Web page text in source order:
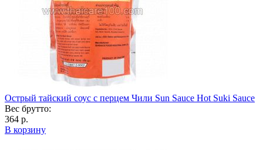
Острый тайский соус с перцем Чили Sun Sauce Hot Suki Sauce
Вес брутто:
364 р.
В корзину